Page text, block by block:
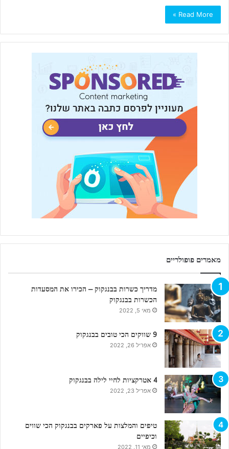
Read More »
מאמרים פופולריים
מדריך כשרות בבנגקוק – הכירו את המסעדות
הכשרות בבנגקוק
מאי 5, 2022
9 שווקים הכי טובים בבנגקוק
אפריל 26, 2022
4 אטרקציות לחיי לילה בבנגקוק
אפריל 23, 2022
טיפים והמלצות על פארקים בבנגקוק הכי שווים
וכיפיים
מאי 11, 2022